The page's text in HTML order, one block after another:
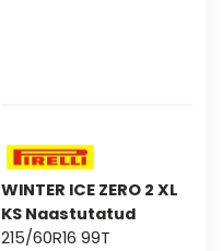
WINTER ICE ZERO 2 XL
KS Naastutatud
215/60R16 99T